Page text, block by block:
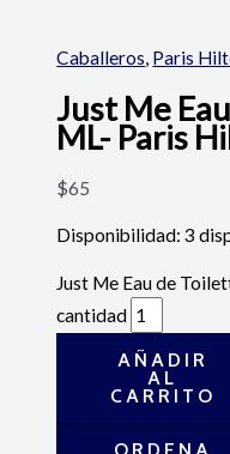
Caballeros, Paris
Just Me
ML- Paris
$65
Disponibilidad: 3
Just Me Eau de
cantidad
AÑADIR
AL
CARRITO